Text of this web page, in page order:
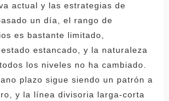
actual y las estrategias de
un día, el rango de
es bastante limitado,
estancado, y la naturaleza
los niveles no ha cambiado.
plazo sigue siendo un patrón a
y la línea divisoria larga-corta